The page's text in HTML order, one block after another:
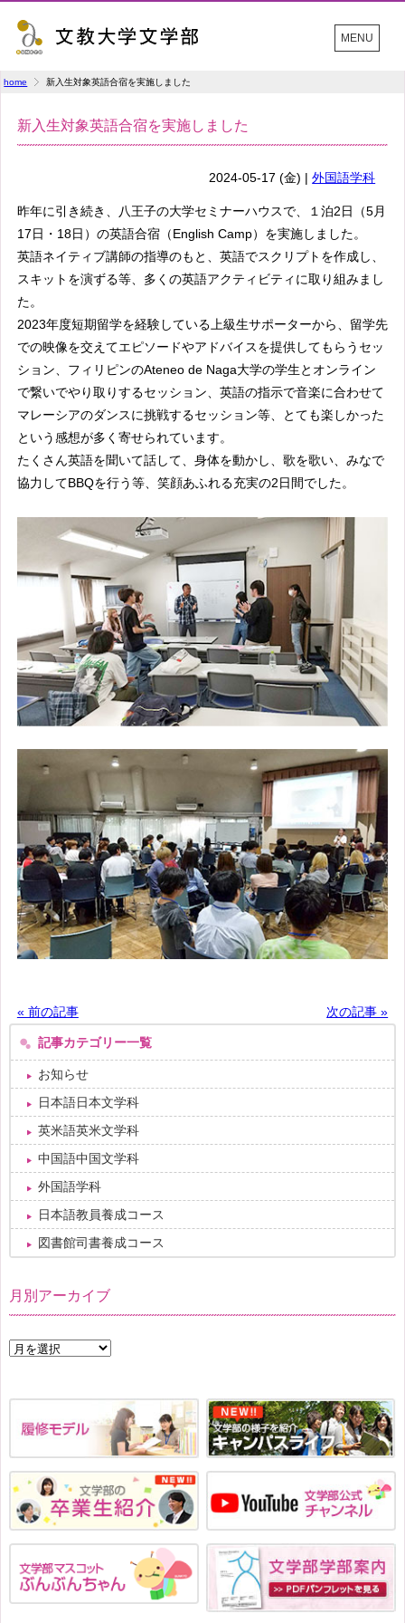
MENU
home 新入生対象英語合宿を実施しました
新入生対象英語合宿を実施しました
2024-05-17 (金) |外国語学科
昨年に引き続き、八王子の大学セミナーハウスで、１泊2日（5月
17日・18日）の英語合宿（English Camp）を実施しました。
英語ネイティブ講師の指導のもと、英語でスクリプトを作成し、
スキットを演ずる等、多くの英語アクティビティに取り組みまし
た。
2023年度短期留学を経験している上級生サポーターから、留学先
での映像を交えてエピソードやアドバイスを提供してもらうセッ
ション、フィリピンのAteneo de Naga大学の学生とオンライン
で繋いでやり取りするセッション、英語の指示で音楽に合わせて
マレーシアのダンスに挑戦するセッション等、とても楽しかった
という感想が多く寄せられています。
たくさん英語を聞いて話して、身体を動かし、歌を歌い、みなで
協力してBBQを行う等、笑顔あふれる充実の2日間でした。
« 前の記事 次の記事 »
記事カテゴリー一覧
お知らせ
日本語日本文学科
英米語英米文学科
中国語中国文学科
外国語学科
日本語教員養成コース
図書館司書養成コース
月別アーカイブ